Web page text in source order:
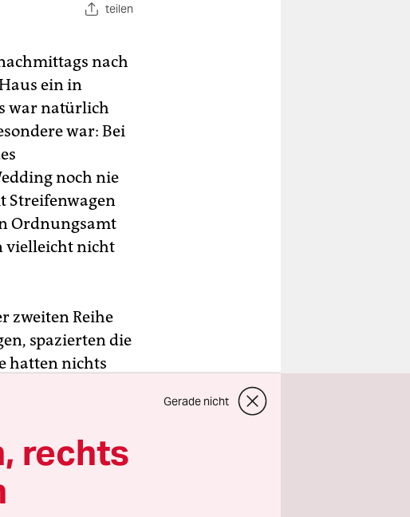
teilen
nach
ein in
war natürlich
war: Bei
noch nie
Streifenwagen
Ordnungsamt
vielleicht nicht
zweiten Reihe
spazierten die
hatten nichts
ihm gerade
Gerade nicht
rechts